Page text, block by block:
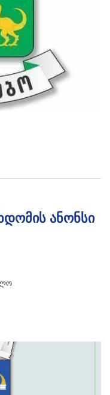
ანონსი